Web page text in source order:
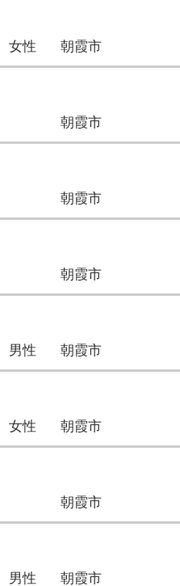
女性 朝霞市
朝霞市
朝霞市
朝霞市
男性 朝霞市
女性 朝霞市
朝霞市
男性 朝霞市